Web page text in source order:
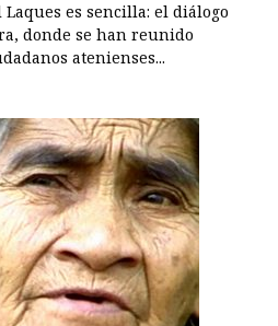
es sencilla: el diálogo
donde se han reunido
atenienses...